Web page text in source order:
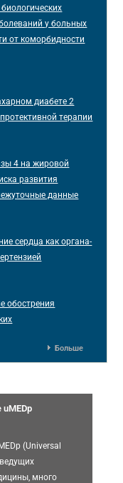
у больных
от коморбидности
диабете 2
терапии
4 на жировой
развития
данные
сердца как органа-
обострения
Больше
(Universal
много